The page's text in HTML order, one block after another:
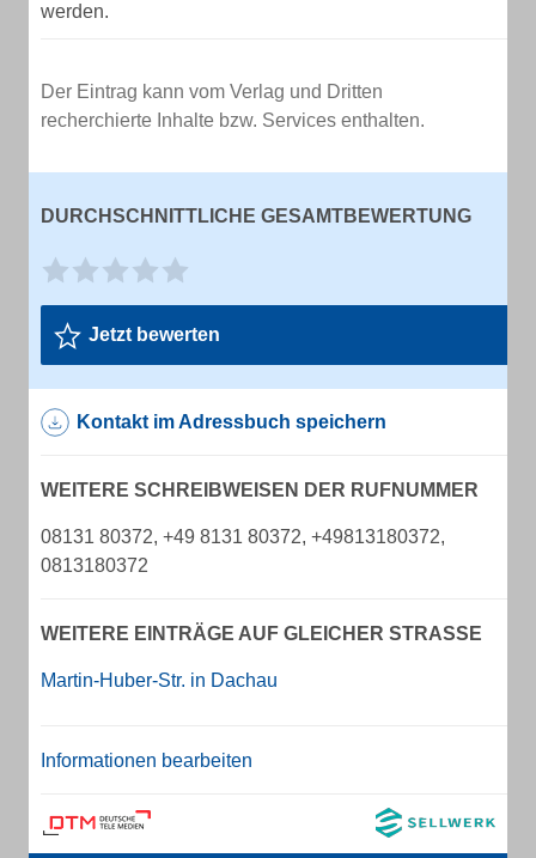
werden.
Der Eintrag kann vom Verlag und Dritten
recherchierte Inhalte bzw. Services enthalten.
DURCHSCHNITTLICHE GESAMTBEWERTUNG
Jetzt bewerten
Kontakt im Adressbuch speichern
WEITERE SCHREIBWEISEN DER RUFNUMMER
08131 80372, +49 8131 80372, +49813180372,
0813180372
WEITERE EINTRÄGE AUF GLEICHER STRASSE
Martin-Huber-Str. in Dachau
Informationen bearbeiten